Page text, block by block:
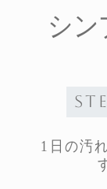
シン
1日の汚